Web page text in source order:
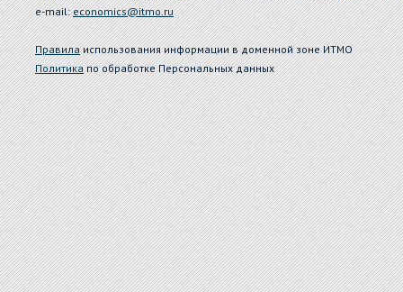
e-mail:economics@itmo.ru
Правилаиспользования информации в доменной зоне ИТМО
Политикапо обработке Персональных данных